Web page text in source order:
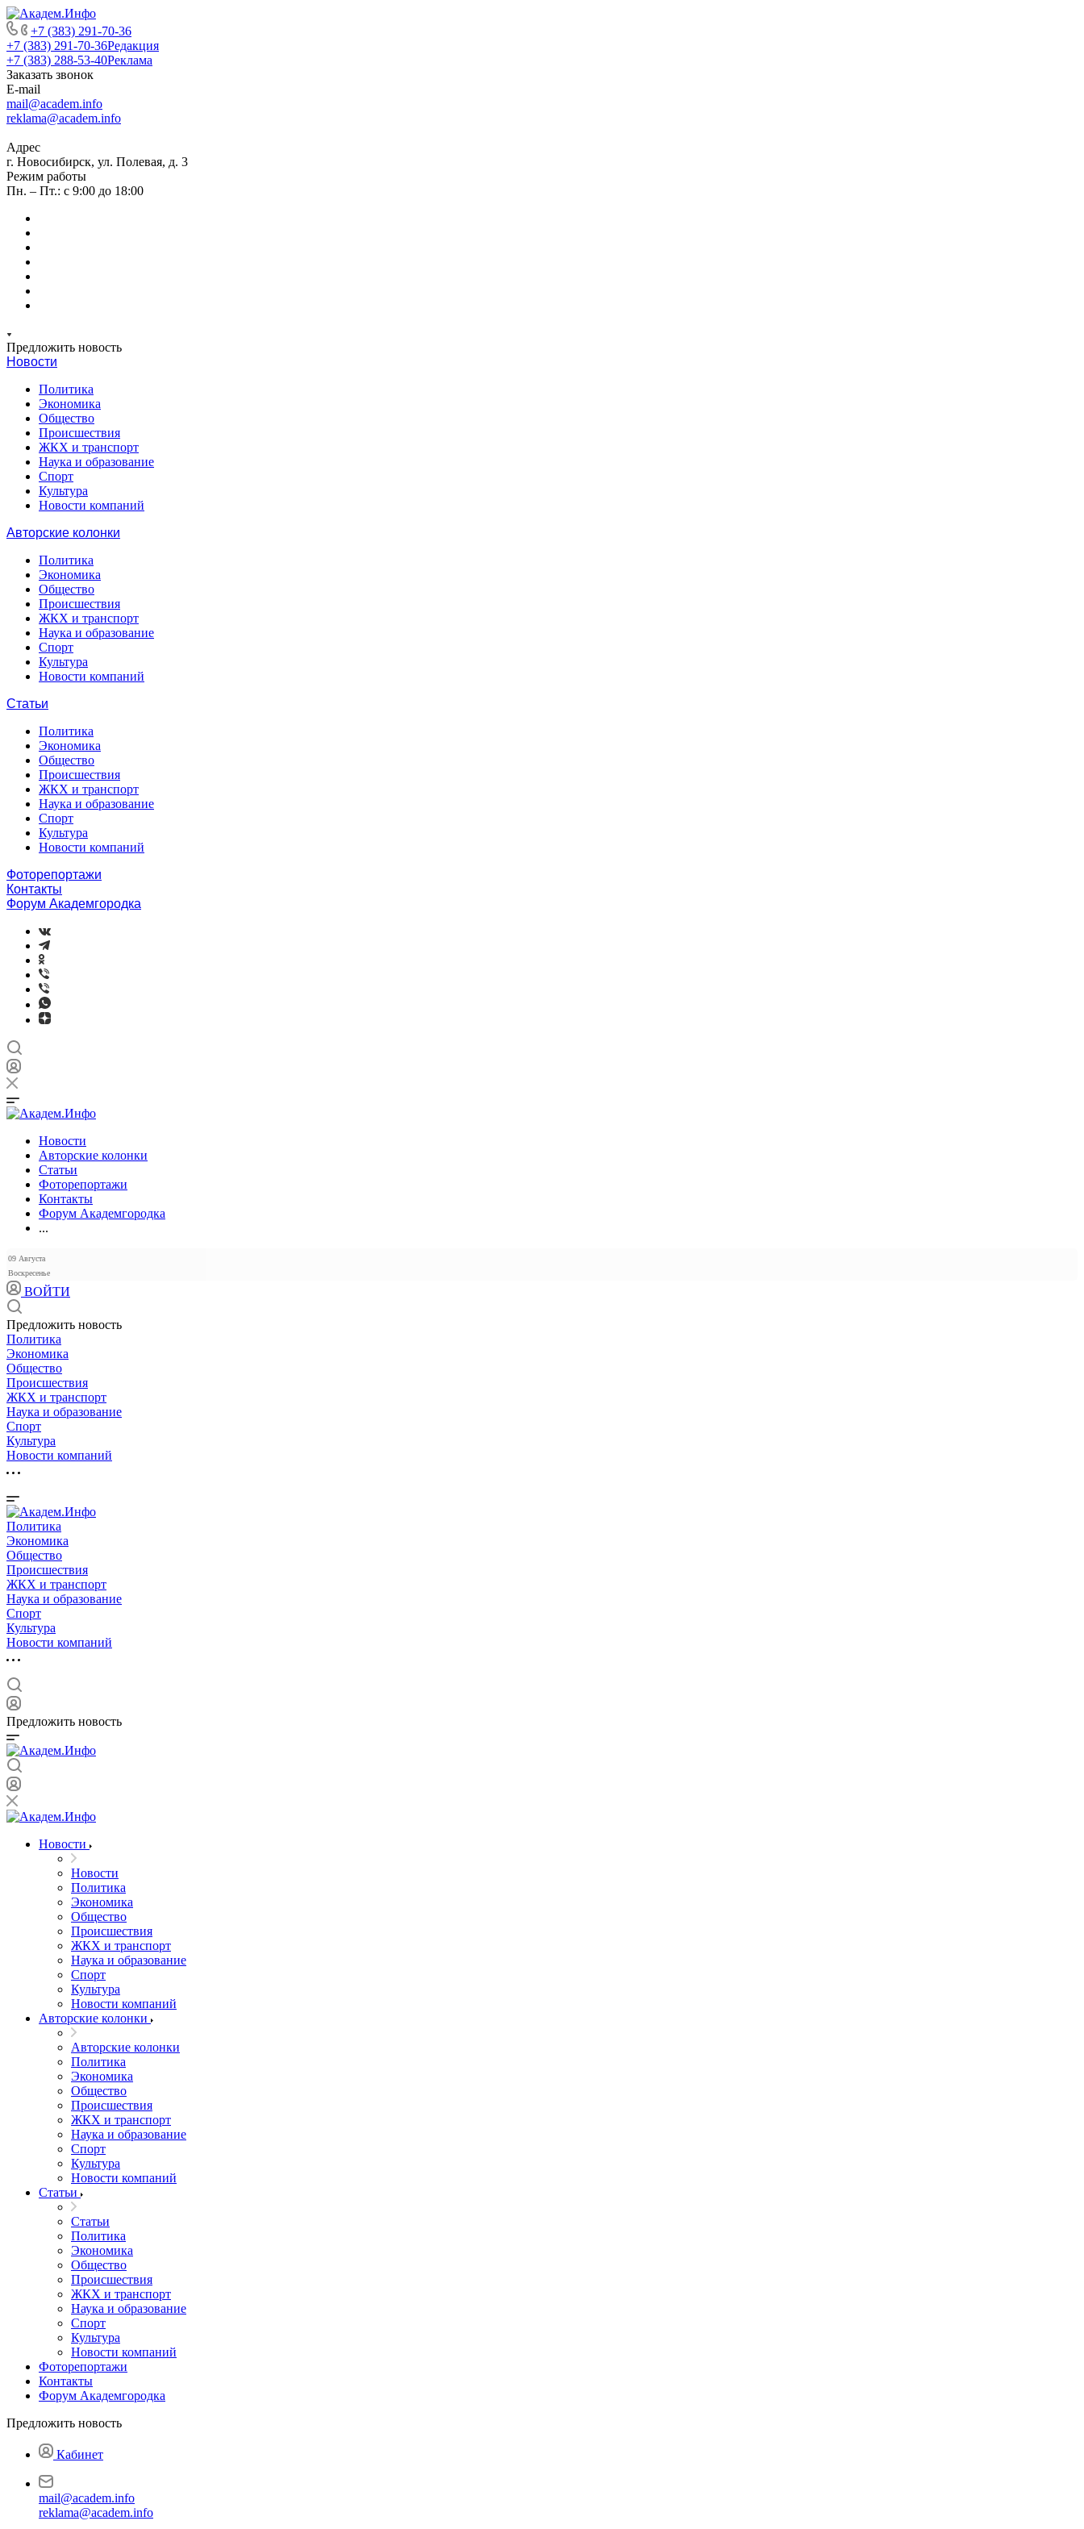
+7 (383) 291-70-36
+7 (383) 291-70-36Редакция
+7 (383) 288-53-40Реклама
Заказать звонок
E-mail
mail@academ.info
reklama@academ.info
Адрес
г. Новосибирск, ул. Полевая, д. 3
Режим работы
Пн. – Пт.: с 9:00 до 18:00
Предложить новость
Новости
Политика
Экономика
Общество
Происшествия
ЖКХ и транспорт
Наука и образование
Спорт
Культура
Новости компаний
Авторские колонки
Политика
Экономика
Общество
Происшествия
ЖКХ и транспорт
Наука и образование
Спорт
Культура
Новости компаний
Статьи
Политика
Экономика
Общество
Происшествия
ЖКХ и транспорт
Наука и образование
Спорт
Культура
Новости компаний
Фоторепортажи
Контакты
Форум Академгородка
Новости
Авторские колонки
Статьи
Фоторепортажи
Контакты
Форум Академгородка
...
09 Августа
Воскресенье
ВОЙТИ
Предложить новость
Политика
Экономика
Общество
Происшествия
ЖКХ и транспорт
Наука и образование
Спорт
Культура
Новости компаний
Политика
Экономика
Общество
Происшествия
ЖКХ и транспорт
Наука и образование
Спорт
Культура
Новости компаний
Предложить новость
Новости
Новости
Политика
Экономика
Общество
Происшествия
ЖКХ и транспорт
Наука и образование
Спорт
Культура
Новости компаний
Авторские колонки
Авторские колонки
Политика
Экономика
Общество
Происшествия
ЖКХ и транспорт
Наука и образование
Спорт
Культура
Новости компаний
Статьи
Статьи
Политика
Экономика
Общество
Происшествия
ЖКХ и транспорт
Наука и образование
Спорт
Культура
Новости компаний
Фоторепортажи
Контакты
Форум Академгородка
Предложить новость
Кабинет
mail@academ.info
reklama@academ.info